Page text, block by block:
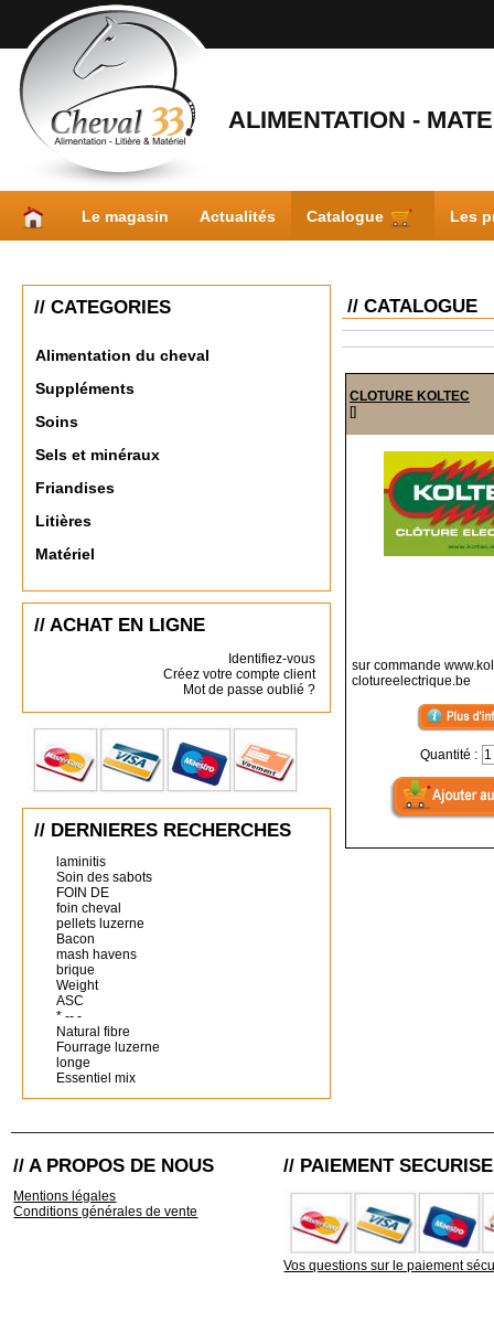
ALIMENTATION -
Le magasin Actualités Catalogue Les
// CATEGORIES
Alimentation du cheval
Suppléments
Soins
Sels et minéraux
Friandises
Litières
Matériel
// ACHAT EN LIGNE
Identifiez-vous
Créez votre compte client
Mot de passe oublié ?
// DERNIERES RECHERCHES
laminitis
Soin des sabots
FOIN DE
foin cheval
pellets luzerne
Bacon
mash havens
brique
Weight
ASC
* -- -
Natural fibre
Fourrage luzerne
longe
Essentiel mix
// CATALOGUE
CLOTURE KOLTEC
[]
sur commande
clotureelectrique.be
Quantité :
// A PROPOS DE NOUS
Mentions légales
Conditions générales de vente
// PAIEMENT SECURISE
Vos questions sur le paiement